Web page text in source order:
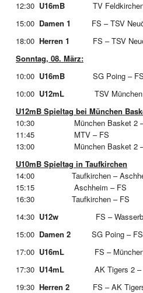
12:30 U16mB TV Feldkirchen
15:00 Damen 1
FS – TSV
18:00 Herren 1
FS – TSV
Sonntag, 08. März:
10:00 U16mB SG Poing –
10:00 U12mL TSV München
U12mB Spieltag bei München
10:30 München Basket 2 –
11:45 MTV – FS
13:00 München Basket
U10mB Spieltag in Taufkirchen
14:00 Taufkirchen –
15:15 Aschheim – FS
16:30
14:30 U12w FS –
15:00 Damen 2 SG Poing – FS
17:00 U16mL FS –
17:30 U14mL AK Tigers 2 –
19:30 Herren 2 FS – AK